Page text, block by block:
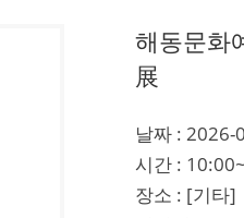
해동문화
展
날짜 :
시간 :
장소 : [기타]